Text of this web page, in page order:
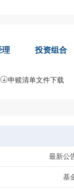
理 投资组合
申赎清单文件下载
最新公
基